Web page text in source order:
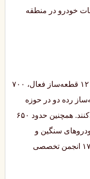
خودرو در منطقه
از ۱۲۰۰ قطعه‌ساز فعال، ۷۰۰
یک و ۵۰۰ قطعه‌ساز رده دو در حوزه
خودروهای سواری فعالیت می‌کنند. همچنین حدود ۶۵۰
سنگین و
کشاورزی در ۱۷ استان و ذیل ۱۷ انجمن تخصصی